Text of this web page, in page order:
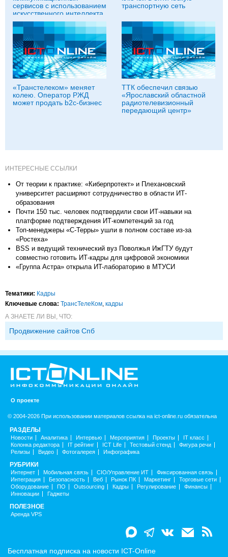
сервисов с использованием
искусственного интеллекта
транспортную сеть
«Транстелеком» меняет
колею. Оператор РЖД
может продать b2c-бизнес
ТТК обеспечил связью
«Ярославский областной
радиотелевизионный
передающий центр»
ИНТЕРЕСНЫЕ ССЫЛКИ
От теории к практике: «Киберпротект» и Плехановский
университет расширяют сотрудничество в области ИТ-
образования
Почти 150 тыс. человек подтвердили свои ИТ-навыки на
платформе подтверждения ИТ-компетенций за год
Топ-менеджеры «С-Терры» ушли в полном составе из-за
«Ростеха»
BSS и ведущий технический вуз Поволжья ИжГТУ будут
совместно готовить ИТ-кадры для цифровой экономики
«Группа Астра» открыла ИT-лабораторию в МТУСИ
Тематики: Кадры
Ключевые слова: ТрансТелеКом, кадры
А ЗНАЕТЕ ЛИ ВЫ, ЧТО:
Продвижение сайтов Спб
О проекте
© 2004-2026 При использовании материалов ссылка на ict-online.ru обязательна
РАЗДЕЛЫ
Новости Аналитика Интервью Мероприятия Проекты
IT класс
Колонка редактора
IT рейтинг ICT Life Тестовый стенд
Фигура речи
Релизы
Видео Фотогалерея Инфографика
РУБРИКИ
Интернет Мобильная связь CIO/Управление ИТ
Фиксированная связь
Интеграция
Безопасность Веб Рынок ПК Маркетинг
Торговые сети
Оборудование
ПО Outsourcing Кадры Регулирование
Финансы
Инновации
Гаджеты
ПОЛЕЗНОЕ
Аренда VPS
Бесплатная подписка на новости ICT-Online